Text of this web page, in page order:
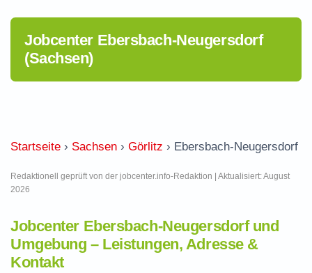
Jobcenter Ebersbach-Neugersdorf
(Sachsen)
Startseite › Sachsen › Görlitz › Ebersbach-Neugersdorf
Redaktionell geprüft von der jobcenter.info-Redaktion | Aktualisiert: August
2026
Jobcenter Ebersbach-Neugersdorf und
Umgebung – Leistungen, Adresse &
Kontakt